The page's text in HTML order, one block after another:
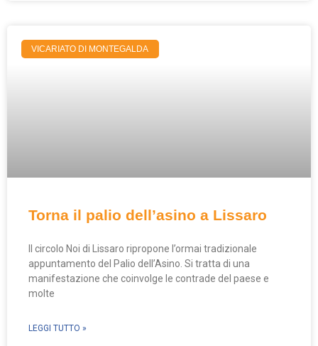
VICARIATO DI MONTEGALDA
Torna il palio dell’asino a Lissaro
Il circolo Noi di Lissaro ripropone l’ormai tradizionale
appuntamento del Palio dell’Asino. Si tratta di una
manifestazione che coinvolge le contrade del paese e
molte
LEGGI TUTTO »